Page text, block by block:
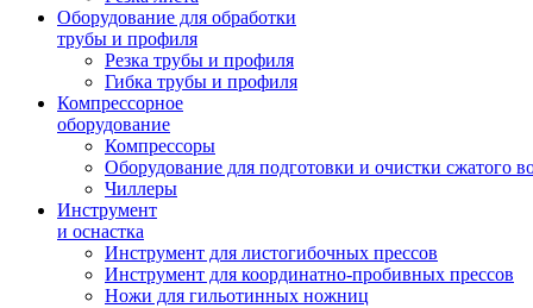
Оборудование для обработки
трубы и профиля
Резка трубы и профиля
Гибка трубы и профиля
Компрессорное
оборудование
Компрессоры
Оборудование для подготовки и очистки сжатого
Чиллеры
Инструмент
и оснастка
Инструмент для листогибочных прессов
Инструмент для координатно-пробивных прессов
Ножи для гильотинных ножниц